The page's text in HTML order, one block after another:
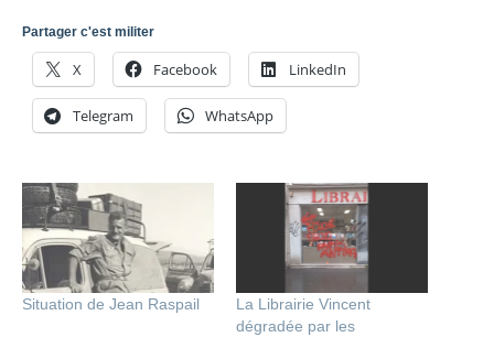
Partager c'est militer
X Facebook LinkedIn
Telegram WhatsApp
Situation de Jean Raspail
La Librairie Vincent
dégradée par les